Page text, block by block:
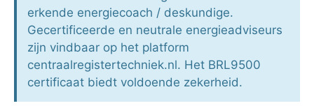
erkende energiecoach / deskundige.
Gecertificeerde en neutrale energieadviseurs
zijn vindbaar op het platform
centraalregistertechniek.nl. Het BRL9500
certificaat biedt voldoende zekerheid.